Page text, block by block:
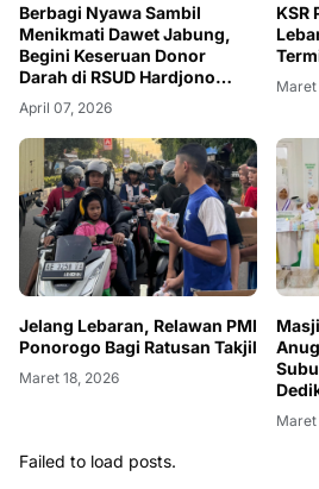
Berbagi Nyawa Sambil
Menikmati Dawet Jabung,
Begini Keseruan Donor
Darah di RSUD Hardjono
Ponorogo
April 07, 2026
KSR
Jelang Lebaran, Relawan PMI
Ponorogo Bagi Ratusan Takjil
Maret 18, 2026
Maret
Failed to load posts.